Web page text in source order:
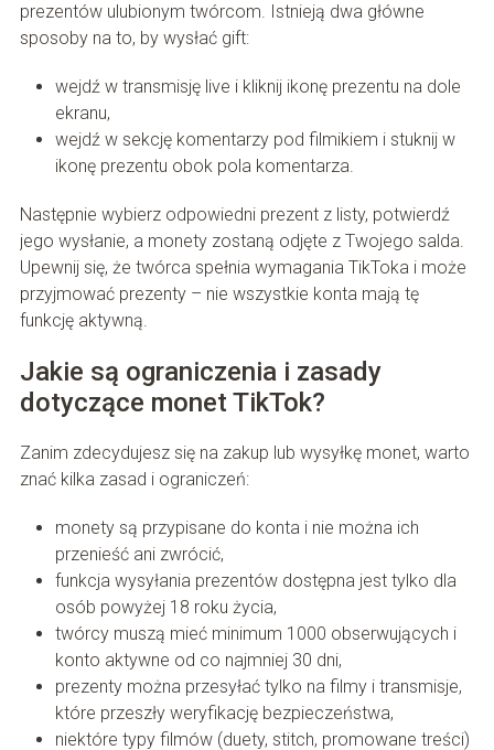
prezentów ulubionym twórcom. Istnieją dwa główne
sposoby na to, by wysłać gift:
wejdź w transmisję live i kliknij ikonę prezentu na dole
ekranu,
wejdź w sekcję komentarzy pod filmikiem i stuknij w
ikonę prezentu obok pola komentarza.
Następnie wybierz odpowiedni prezent z listy, potwierdź
jego wysłanie, a monety zostaną odjęte z Twojego salda.
Upewnij się, że twórca spełnia wymagania TikToka i może
przyjmować prezenty – nie wszystkie konta mają tę
funkcję aktywną.
Jakie są ograniczenia i zasady
dotyczące monet TikTok?
Zanim zdecydujesz się na zakup lub wysyłkę monet, warto
znać kilka zasad i ograniczeń:
monety są przypisane do konta i nie można ich
przenieść ani zwrócić,
funkcja wysyłania prezentów dostępna jest tylko dla
osób powyżej 18 roku życia,
twórcy muszą mieć minimum 1000 obserwujących i
konto aktywne od co najmniej 30 dni,
prezenty można przesyłać tylko na filmy i transmisje,
które przeszły weryfikację bezpieczeństwa,
niektóre typy filmów (duety, stitch, promowane treści)